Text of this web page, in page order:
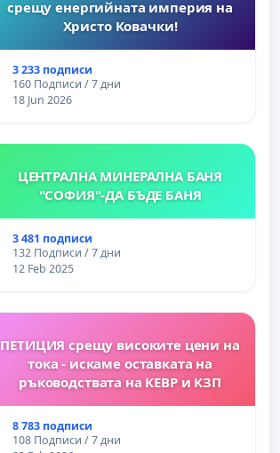
срещу енергийната империя на
Христо Ковачки!
3 233 подписи
160 Подписи / 7 дни
18 Jun 2026
ЦЕНТРАЛНА МИНЕРАЛНА БАНЯ
"СОФИЯ"-ДА БЪДЕ БАНЯ
3 481 подписи
132 Подписи / 7 дни
12 Feb 2025
ПЕТИЦИЯ срещу високите цени на
тока - искаме оставката на
ръководствата на КЕВР и КЗП
8 783 подписи
108 Подписи / 7 дни